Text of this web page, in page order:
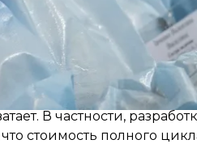
Каждый сам за
вакцину от
теме.
В частности,
стоимость полного